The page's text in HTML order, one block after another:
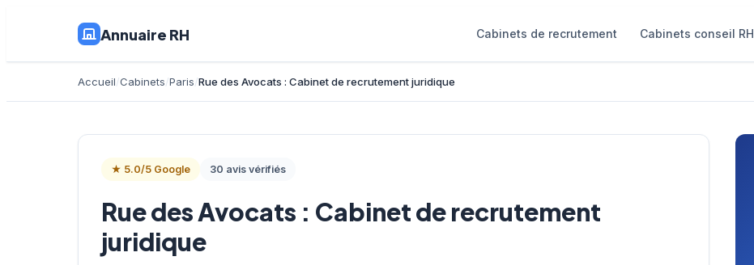
Annuaire RH Cabinets de recrutement Cabinets conseil RH
Accueil Cabinets Paris Rue des Avocats : Cabinet de recrutement juridique
★ 5.0/5 Google 30 avis vérifiés
Rue des Avocats : Cabinet de recrutement
juridique